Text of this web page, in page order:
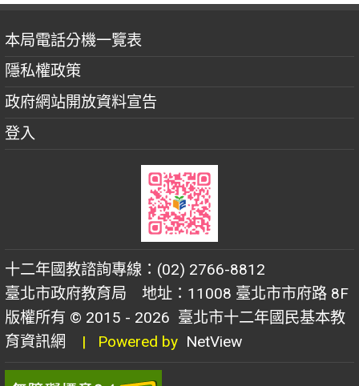
本局電話分機一覽表
隱私權政策
政府網站開放資料宣告
登入
十二年國教諮詢專線：(02) 2766-8812
臺北市政府教育局 地址：11008 臺北市市府路 8F
版權所有 © 2015 - 2026 臺北市十二年國民基本教
育資訊網
| Powered by NetView